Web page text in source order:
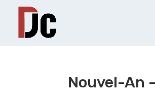
Nouvel-An